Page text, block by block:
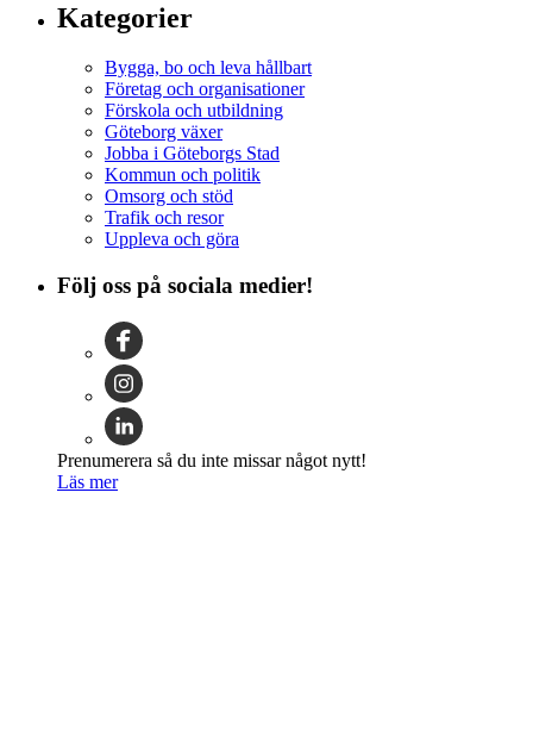
Kategorier
Bygga, bo och leva hållbart
Företag och organisationer
Förskola och utbildning
Göteborg växer
Jobba i Göteborgs Stad
Kommun och politik
Omsorg och stöd
Trafik och resor
Uppleva och göra
Följ oss på sociala medier!
Prenumerera så du inte missar något nytt!
Läs mer